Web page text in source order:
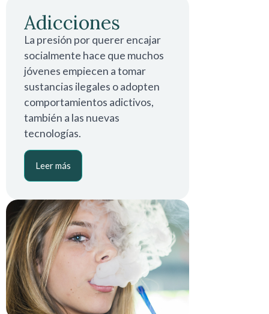
Adicciones
La presión por querer encajar
socialmente hace que muchos
jóvenes empiecen a tomar
sustancias ilegales o adopten
comportamientos adictivos,
también a las nuevas
tecnologías.
Leer más